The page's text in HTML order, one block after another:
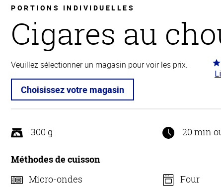
principale
PORTIONS INDIVIDUELLES
Cigares au
Veuillez sélectionner un magasin pour voir les prix.
Choisissez votre magasin
300 g 20 min
Méthodes de cuisson
Micro-ondes
Four